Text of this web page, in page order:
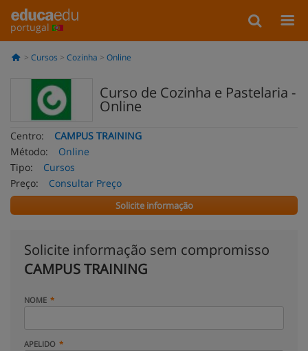
portugal
Cursos Cozinha Online
Curso de Cozinha e Pastelaria -
Online
Centro:
CAMPUS TRAINING
Método:
Online
Tipo:
Cursos
Preço:
Consultar Preço
Solicite informação
Solicite informação sem compromisso
CAMPUS TRAINING
NOME
APELIDO